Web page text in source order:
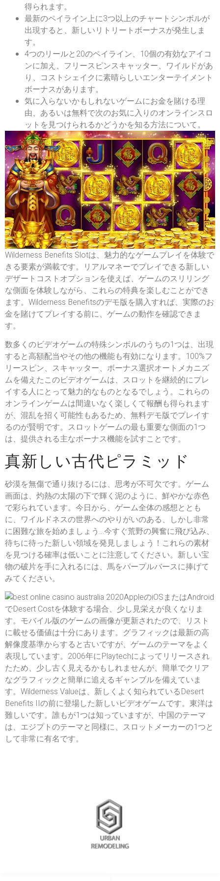
得られます。
最新のペイライン上に3つ以上のチャートシンボルが
出現すると、新しいリトリートボーナスが発生しま
す。
4つのリールと20のペイライン、10個の有効なアイコ
ンに加え、フリースピンスキャッター、ワイルドがあ
り、コストシェイクに素晴らしいエンターテイメント
ボーナスがあります。
気に入らないかもしれないゲームにお金を賭ける理
由、あるいは無料で次のお気に入りのオンラインスロ
ットを見つけられるかどうかを知る方法について。
Wilderness Benefits Slotは、魅力的なゲームプレイを体験で
きる要素が満載です。リアルマネーでプレイできる新しい
デザートコストオプションを使えば、ゲームのスリリング
な側面を体験しながら、これらの特典を楽しむことができ
ます。Wilderness Benefitsのデモ版を購入すれば、実際のお
金を賭けてプレイする前に、ゲームの動作を確認できま
す。
数多くのビデオゲームの特殊シンボルのうちの1つは、出現
すると高額配当やその他の機能も有効になります。100%フ
リースピン、スキャッター、ボーナス選択オートメカニズ
ムを備えたこのビデオゲームは、スロットを継続的にプレ
イする人にとって魅力的なものとなるでしょう。これらの
オンラインゲームは間違いなく楽しくて報酬も得られます
が、混乱を招く可能性もあるため、無料デモ版でプレイす
るのが賢明です。スロットゲームの最も重要な側面の1つ
は、提供される主なボーナス機能を試すことです。
真新しい古代ピラミッド
砂漠を無傷で通り抜けるには、思考が不可欠です。ゲーム
画面は、灼熱の太陽の下で輝く泥のように、鮮やかな赤色
で彩られています。今日から、ゲーム全体の感想ととも
に、ワイルドネスの世界へのやりがいのある、しかし非常
に困難な旅を始めましょう…今すぐ荒野の興奮に飛び込み、
待ちに待った新しい領域を発見しましょう！これらの素材
を見つける確率は低いことに注意してください。新しい宝
物の破片を手に入れるには、馬をパープルバースに捧げて
みてください。
AppleのiOSまたはAndroid
でDesert Costを体験する場合、少し見栄えが良くなりま
す。モバイル版のゲームの画像が更新されたので、リスト
に載せる価値は十分にあります。グラフィックは最新の高
解像度基準からすると古いですが、ゲームのテーマをよく
表現しています。2006年にPlaytechによってリリースされ
たため、少し古く見えるかもしれませんが、簡単でクリア
なグラフィックと簡単に追えるギャンブルを備えていま
す。Wilderness Valueは、新しくよく知られているDesert
Benefits IIの前に登場した新しいビデオゲームです。東洋は
難しいです。誰もが1つは知っていますが、中国のテーマ
は、エジプトのテーマと同様に、スロットメーカーの1つと
して非常に有名です。